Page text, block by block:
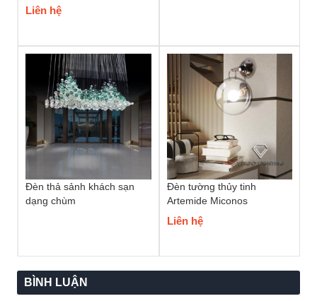
Liên hệ
Đèn thả sảnh khách sạn
dạng chùm
Đèn tường thủy tinh
Artemide Miconos
Liên hệ
BÌNH LUẬN